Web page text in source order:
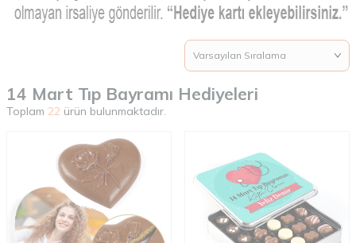
14 Mart Tıp Bayramı Hediyeleri
Toplam 22 ürün bulunmaktadır.